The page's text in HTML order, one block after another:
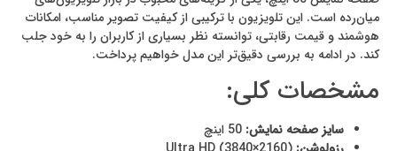
میان‌رده است. این تلویزیون با ترکیبی از کیفیت تصویر مناسب، امکانات
هوشمند و قیمت رقابتی، توانسته نظر بسیاری از کاربران را به خود جلب
کند. در ادامه به بررسی دقیق‌تر این مدل خواهیم پرداخت.
مشخصات کلی:
سایز صفحه نمایش: